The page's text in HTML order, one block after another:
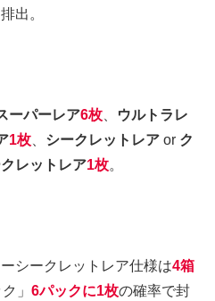
出。
ーパーレア6枚
ウルトラレ
1枚 シークレットレア or ク
レットレア1枚。
シークレットレア仕様は4箱
」 6パックに1枚の確率で封